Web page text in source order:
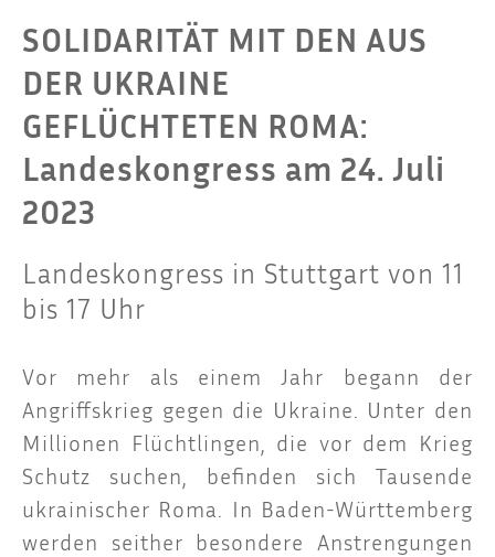
SOLIDARITÄT MIT DEN AUS
DER UKRAINE
GEFLÜCHTETEN ROMA:
Landeskongress am 24. Juli
2023
Landeskongress in Stuttgart von 11
bis 17 Uhr
Vor mehr als einem Jahr begann der
Angriffs­krieg gegen die Ukrai­ne. Unter den
Mil­lio­nen Flücht­lin­gen, die vor dem Krieg
Schutz suchen, befin­den sich Tau­sen­de
ukrai­ni­scher Roma. In Baden-Würt­tem­berg
wer­den seit­her beson­de­re Anstren­gun­gen